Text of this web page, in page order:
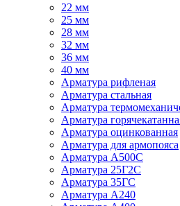
22 мм
25 мм
28 мм
32 мм
36 мм
40 мм
Арматура рифленая
Арматура стальная
Арматура
Арматура
Арматура оцинкованная
Арматура для армопояса
Арматура A500С
Арматура 25Г2С
Арматура 35ГС
Арматура А240